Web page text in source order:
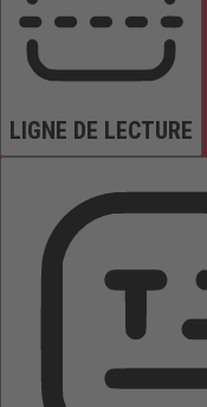
LIGNE DE LECTURE